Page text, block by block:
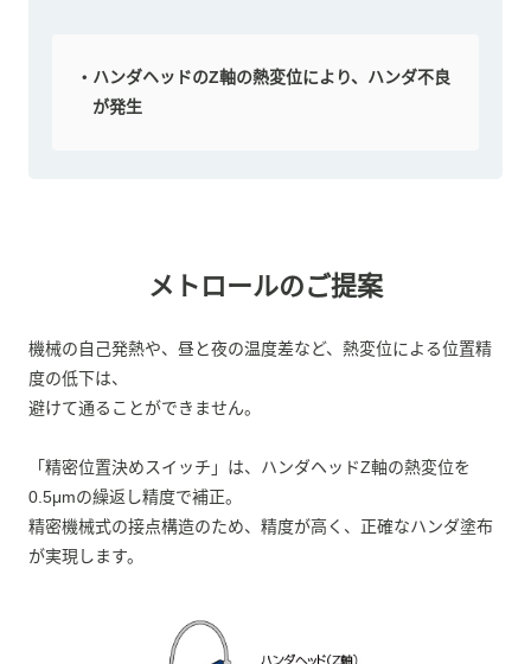
ハンダヘッドのZ軸の熱変位により、ハンダ不良
が発生
メトロールのご提案
機械の自己発熱や、昼と夜の温度差など、熱変位による位置精
度の低下は、
避けて通ることができません。
「精密位置決めスイッチ」は、ハンダヘッドZ軸の熱変位を
0.5μmの繰返し精度で補正。
精密機械式の接点構造のため、精度が高く、正確なハンダ塗布
が実現します。